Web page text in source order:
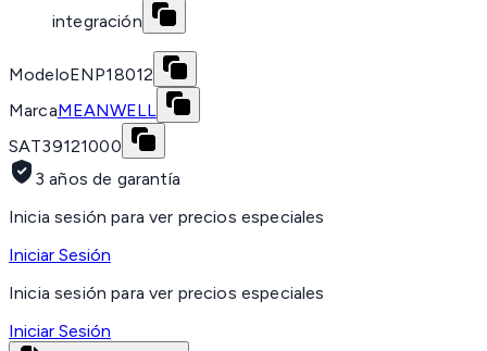
integración
ModeloENP18012
MarcaMEANWELL
SAT39121000
3 años de garantía
Inicia sesión para ver precios especiales
Iniciar Sesión
Inicia sesión para ver precios especiales
Iniciar Sesión